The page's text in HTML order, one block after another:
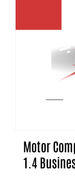
Motor
1.4